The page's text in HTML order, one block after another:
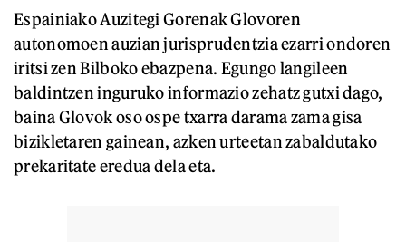
Espainiako Auzitegi Gorenak Glovoren
autonomoen auzian jurisprudentzia ezarri ondoren
iritsi zen Bilboko ebazpena. Egungo langileen
baldintzen inguruko informazio zehatz gutxi dago,
baina Glovok oso ospe txarra darama zama gisa
bizikletaren gainean, azken urteetan zabaldutako
prekaritate eredua dela eta.